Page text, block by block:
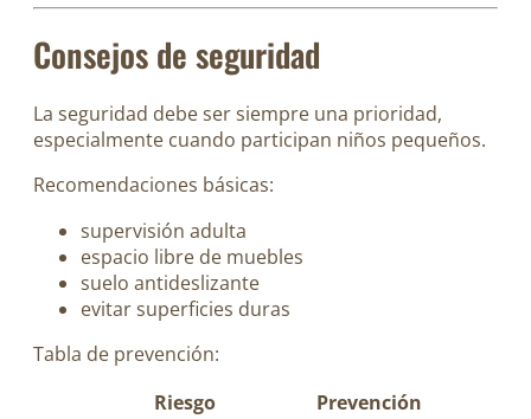
Consejos de seguridad
La seguridad debe ser siempre una prioridad,
especialmente cuando participan niños pequeños.
Recomendaciones básicas:
supervisión adulta
espacio libre de muebles
suelo antideslizante
evitar superficies duras
Tabla de prevención:
Riesgo
Prevención